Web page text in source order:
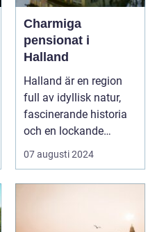
Charmiga
pensionat i
Halland
Halland är en region
full av idyllisk natur,
fascinerande historia
och en lockande
kustlinje. F...
07 augusti 2024